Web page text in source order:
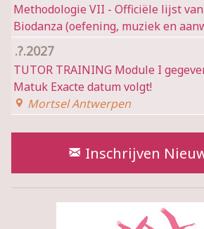
Methodologie VII - Officiële lijst
Biodanza (oefening, muziek en
.?.2027
TUTOR TRAINING Module I
Matuk Exacte datum volgt!
Mortsel Antwerpen
Inschrijven